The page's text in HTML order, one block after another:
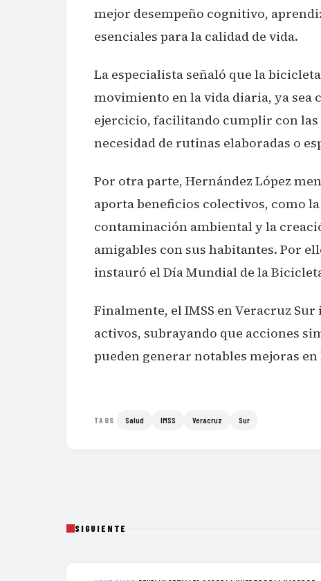
mejor desempeño cognitivo,
esenciales para la calidad de vida.
La especialista señaló que la
movimiento en la vida diaria, ya sea
ejercicio, facilitando cumplir con
necesidad de rutinas elaboradas o
Por otra parte, Hernández López
aporta beneficios colectivos, como
contaminación ambiental y la
amigables con sus habitantes. Por
instauró el Día Mundial de la
Finalmente, el IMSS en Veracruz
activos, subrayando que acciones
pueden generar notables mejoras
TAGS Salud IMSS Veracruz Sur
SIGUIENTE